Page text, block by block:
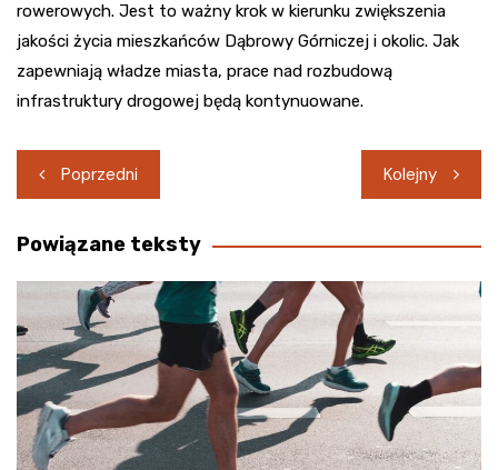
rowerowych. Jest to ważny krok w kierunku zwiększenia
jakości życia mieszkańców Dąbrowy Górniczej i okolic. Jak
zapewniają władze miasta, prace nad rozbudową
infrastruktury drogowej będą kontynuowane.
Nawigacja
wpisu
Poprzedni Kolejny
Powiązane teksty